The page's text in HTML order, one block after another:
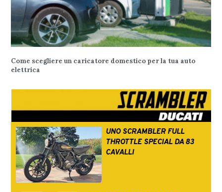
Come scegliere un caricatore domestico per la tua auto
elettrica
UNO SCRAMBLER FULL
THROTTLE SPECIAL DA 83
CAVALLI